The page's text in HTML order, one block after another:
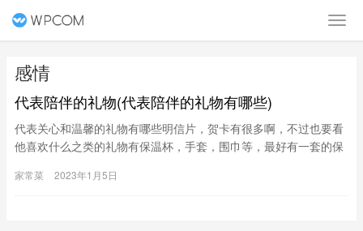
感情
代表陪伴的礼物(代表陪伴的礼物有哪些)
代表关心和温馨的礼物有哪些明信片，贺卡有很多啊，不过也要看
他喜欢什么之类的礼物有保温杯，手套，围巾等，最好有一套的保
手链。项链的含义，最直接的想法就是“想念”，不需要华丽的语言
家常菜 2023年1月5日